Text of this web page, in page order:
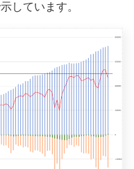
しています。